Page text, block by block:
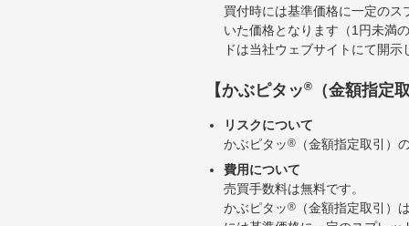
買付時には基準価格に一定の
いた価格となります（1円未満
ドは当社ウェブサイトにて開
【かぶピタッ® （金額指定
リスクについて
かぶピタッ®
（金額指定取引）
費用について
売買手数料は無料です。
かぶピタッ®
（金額指定取引）